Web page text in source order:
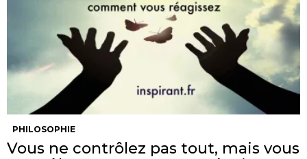
PHILOSOPHIE
Vous ne contrôlez pas tout, mais vous